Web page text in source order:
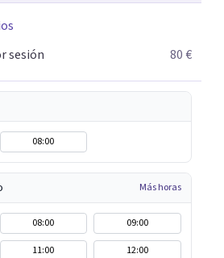
tanto para el bienestar físico y
sesión
80 €
08:00
Más horas
08:00
09:00
11:00 12:00